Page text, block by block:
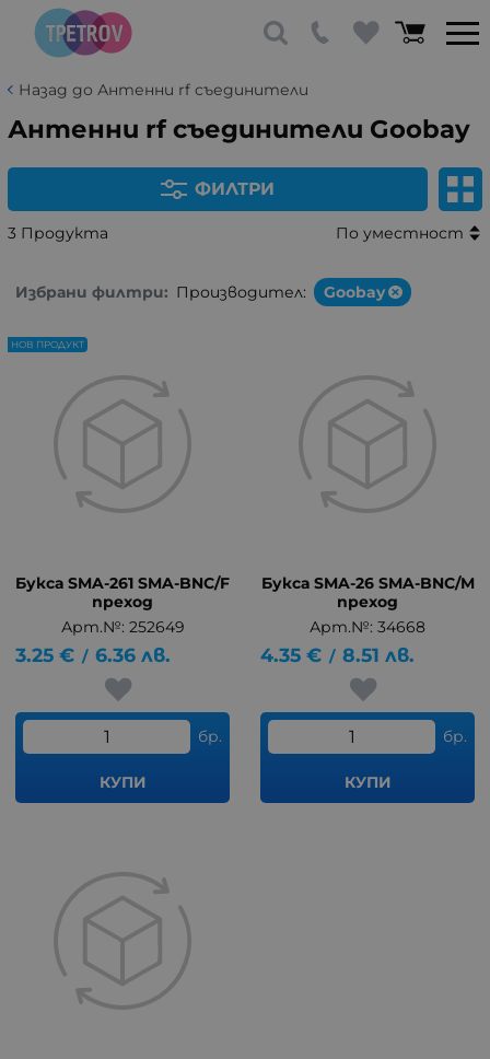
Назад до Антенни rf съединители
Антенни rf съединители Goobay
ФИЛТРИ
3 Продукта По уместност
Избрани филтри: Производител: Goobay
Букса SMA-261 SMA-BNC/F
преход
Арт.№: 252649
3.25 € / 6.36 лв.
бр.
КУПИ
НОВ ПРОДУКТ
Букса SMA-26 SMA-BNC/M
преход
Арт.№: 34668
4.35 € / 8.51 лв.
бр.
КУПИ